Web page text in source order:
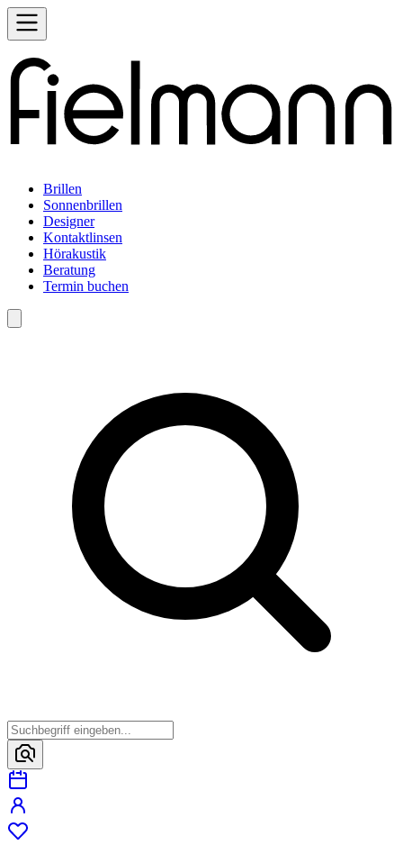
Brillen
Sonnenbrillen
Designer
Kontaktlinsen
Hörakustik
Beratung
Termin buchen